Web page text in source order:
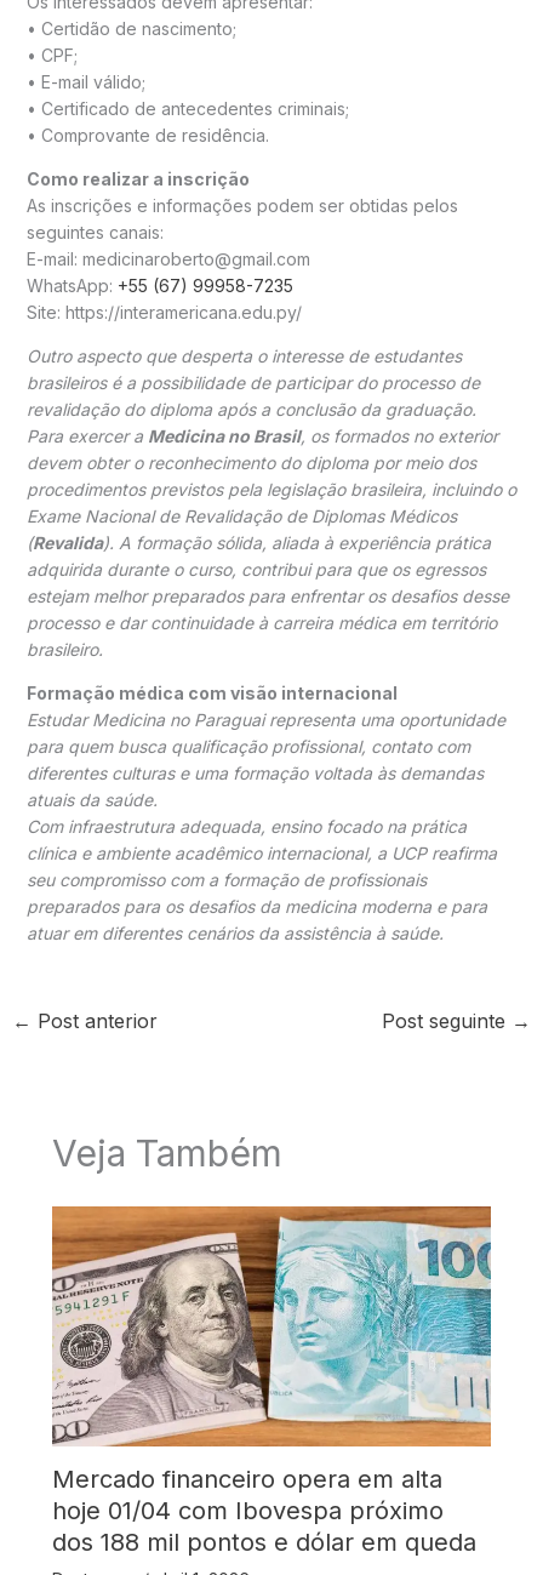
• Certidão de nascimento;
• CPF;
• E-mail válido;
• Certificado de antecedentes criminais;
• Comprovante de residência.
Como realizar a inscrição
As inscrições e informações podem ser obtidas pelos
seguintes canais:
E-mail: medicinaroberto@gmail.com
WhatsApp: +55 (67) 99958-7235
Site: https://interamericana.edu.py/
Outro aspecto que desperta o interesse de estudantes
brasileiros é a possibilidade de participar do processo de
revalidação do diploma após a conclusão da graduação.
Para exercer a Medicina no Brasil, os formados no exterior
devem obter o reconhecimento do diploma por meio dos
procedimentos previstos pela legislação brasileira, incluindo o
Exame Nacional de Revalidação de Diplomas Médicos
(Revalida). A formação sólida, aliada à experiência prática
adquirida durante o curso, contribui para que os egressos
estejam melhor preparados para enfrentar os desafios desse
processo e dar continuidade à carreira médica em território
brasileiro.
Formação médica com visão internacional
Estudar Medicina no Paraguai representa uma oportunidade
para quem busca qualificação profissional, contato com
diferentes culturas e uma formação voltada às demandas
atuais da saúde.
Com infraestrutura adequada, ensino focado na prática
clínica e ambiente acadêmico internacional, a UCP reafirma
seu compromisso com a formação de profissionais
preparados para os desafios da medicina moderna e para
atuar em diferentes cenários da assistência à saúde.
← Post anterior Post seguinte →
Veja Também
Mercado financeiro opera em alta
hoje 01/04 com Ibovespa próximo
dos 188 mil pontos e dólar em queda